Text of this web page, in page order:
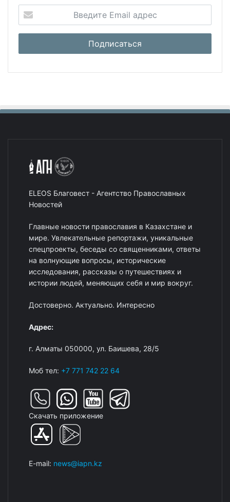
ELEOS Благовест - Агентство Православных
Новостей
Главные новости православия в Казахстане и
мире. Увлекательные репортажи, уникальные
спецпроекты, беседы со священниками, ответы
на волнующие вопросы, исторические
исследования, рассказы о путешествиях и
истории людей, меняющих себя и мир вокруг.
Достоверно. Актуально. Интересно
Адрес:
г. Алматы 050000, ул. Баишева, 28/5
Моб тел: +7 771 742 22 64
Скачать приложение
E-mail: news@iapn.kz